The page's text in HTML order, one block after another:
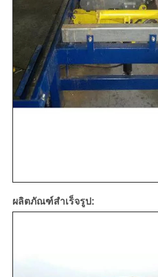
ผลิตภัณฑ์สำเร็จรูป: